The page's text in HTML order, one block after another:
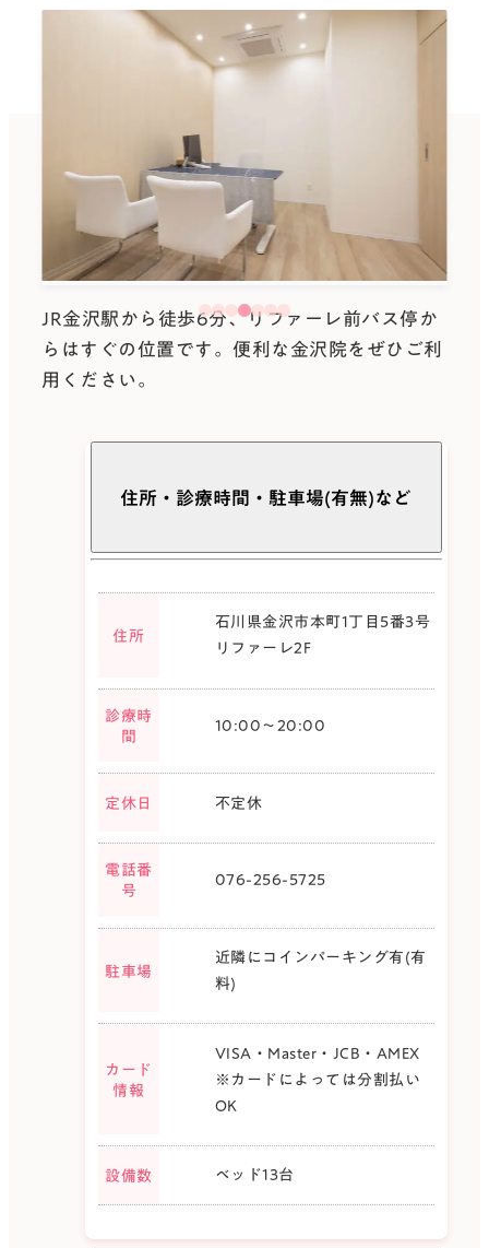
プライバシーポリシー
エミナルクリニックメンズ（男性医療脱毛）
JR金沢駅から徒歩6分、リファーレ前バス停か
らはすぐの位置です。便利な金沢院をぜひご利
用ください。
住所・診療時間・駐車場(有無)など
住所
石川県金沢市本町1丁目5番3号
リファーレ2F
診療時
間
10:00〜20:00
定休日 不定休
電話番
号
076-256-5725
駐車場
近隣にコインパーキング有(有
料)
カード
情報
VISA・Master・JCB・AMEX
※カードによっては分割払い
OK
設備数 ベッド13台